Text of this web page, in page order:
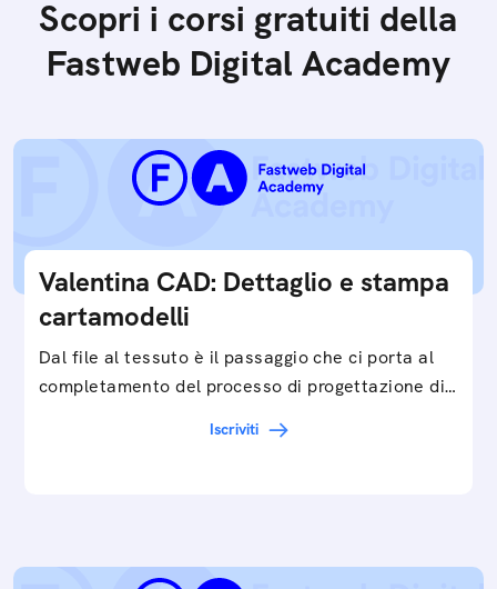
Scopri i corsi gratuiti della
Fastweb Digital Academy
Valentina CAD: Dettaglio e stampa
cartamodelli
Dal file al tessuto è il passaggio che ci porta al
completamento del processo di progettazione di
Iscriviti